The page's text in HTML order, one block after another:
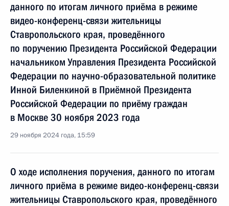
данного по итогам личного приёма в режиме
видео-конференц-связи жительницы
Ставропольского края, проведённого
по поручению Президента Российской Федерации
начальником Управления Президента Российской
Федерации по научно-образовательной политике
Инной Биленкиной в Приёмной Президента
Российской Федерации по приёму граждан
в Москве 30 ноября 2023 года
29 ноября 2024 года, 15:59
О ходе исполнения поручения, данного по итогам
личного приёма в режиме видео-конференц-связи
жительницы Ставропольского края, проведённого